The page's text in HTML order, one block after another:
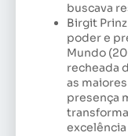
buscava
Birgit
poder e
Mundo
recheada
as
presença